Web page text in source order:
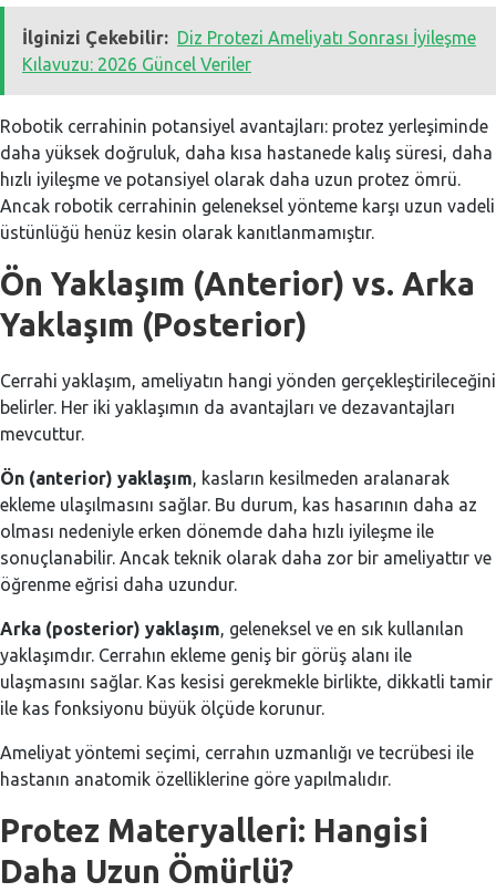
İlginizi Çekebilir: Diz Protezi Ameliyatı Sonrası İyileşme
Kılavuzu: 2026 Güncel Veriler
Robotik cerrahinin potansiyel avantajları: protez yerleşiminde
daha yüksek doğruluk, daha kısa hastanede kalış süresi, daha
hızlı iyileşme ve potansiyel olarak daha uzun protez ömrü.
Ancak robotik cerrahinin geleneksel yönteme karşı uzun vadeli
üstünlüğü henüz kesin olarak kanıtlanmamıştır.
Ön Yaklaşım (Anterior) vs. Arka
Yaklaşım (Posterior)
Cerrahi yaklaşım, ameliyatın hangi yönden gerçekleştirileceğini
belirler. Her iki yaklaşımın da avantajları ve dezavantajları
mevcuttur.
Ön (anterior) yaklaşım , kasların kesilmeden aralanarak
ekleme ulaşılmasını sağlar. Bu durum, kas hasarının daha az
olması nedeniyle erken dönemde daha hızlı iyileşme ile
sonuçlanabilir. Ancak teknik olarak daha zor bir ameliyattır ve
öğrenme eğrisi daha uzundur.
Arka (posterior) yaklaşım , geleneksel ve en sık kullanılan
yaklaşımdır. Cerrahın ekleme geniş bir görüş alanı ile
ulaşmasını sağlar. Kas kesisi gerekmekle birlikte, dikkatli tamir
ile kas fonksiyonu büyük ölçüde korunur.
Ameliyat yöntemi seçimi, cerrahın uzmanlığı ve tecrübesi ile
hastanın anatomik özelliklerine göre yapılmalıdır.
Protez Materyalleri: Hangisi
Daha Uzun Ömürlü?